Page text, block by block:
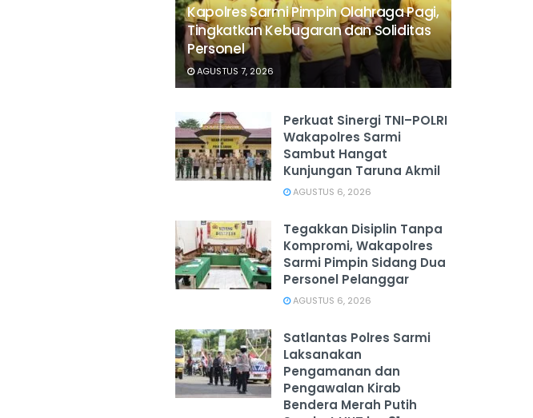
Kapolres Sarmi Pimpin Olahraga Pagi,
Tingkatkan Kebugaran dan Soliditas
Personel
AGUSTUS 7, 2026
Perkuat Sinergi TNI–POLRI
Wakapolres Sarmi
Sambut Hangat
Kunjungan Taruna Akmil
AGUSTUS 6, 2026
Tegakkan Disiplin Tanpa
Kompromi, Wakapolres
Sarmi Pimpin Sidang Dua
Personel Pelanggar
AGUSTUS 6, 2026
Satlantas Polres Sarmi
Laksanakan
Pengamanan dan
Pengawalan Kirab
Bendera Merah Putih